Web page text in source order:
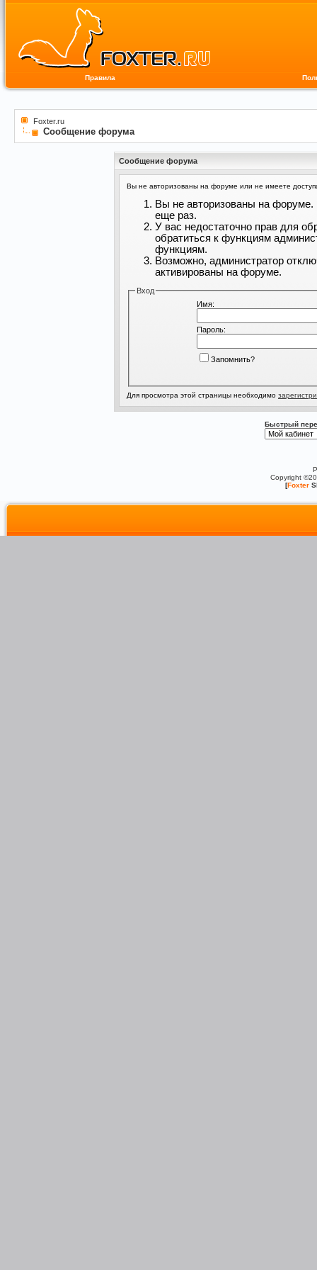
Правила
Foxter.ru
Сообщение форума
Сообщение форума
Вы не авторизованы на форуме или не имеете
Вы не авторизованы на форуме.
еще раз.
У вас недостаточно прав для
обратиться к функциям
функциям.
Возможно, администратор
активированы на форуме.
Вход
Имя:
Пароль:
Запомнить?
Для просмотра этой страницы необходимо
Быстрый
Copyright
[Foxter